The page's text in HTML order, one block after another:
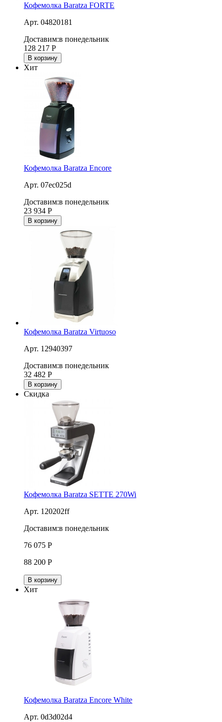
Кофемолка Baratza FORTE
Арт. 04820181
Доставим:в понедельник
128 217 Р
В корзину
Хит
Кофемолка Baratza Encore
Арт. 07ec025d
Доставим:в понедельник
23 934 Р
В корзину
Кофемолка Baratza Virtuoso
Арт. 12940397
Доставим:в понедельник
32 482 Р
В корзину
Скидка
Кофемолка Baratza SETTE 270Wi
Арт. 120202ff
Доставим:в понедельник
76 075 Р
88 200 Р
В корзину
Хит
Кофемолка Baratza Encore White
Арт. 0d3d02d4